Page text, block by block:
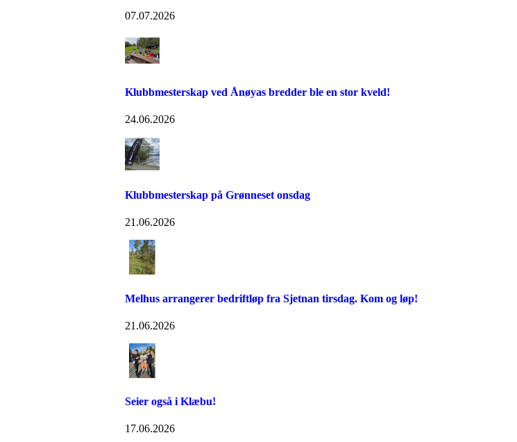
07.07.2026
Klubbmesterskap ved Ånøyas bredder ble en stor kveld!
24.06.2026
Klubbmesterskap på Grønneset onsdag
21.06.2026
Melhus arrangerer bedriftløp fra Sjetnan tirsdag. Kom og løp!
21.06.2026
Seier også i Klæbu!
17.06.2026